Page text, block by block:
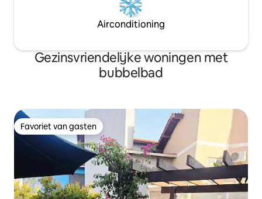
Airconditioning
Gezinsvriendelijke woningen met
bubbelbad
Favoriet van gasten
Favoriet van gasten